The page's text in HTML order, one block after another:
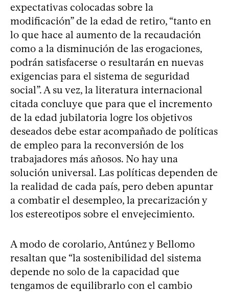
expectativas colocadas sobre la
modificación” de la edad de retiro, “tanto en
lo que hace al aumento de la recaudación
como a la disminución de las erogaciones,
podrán satisfacerse o resultarán en nuevas
exigencias para el sistema de seguridad
social”. A su vez, la literatura internacional
citada concluye que para que el incremento
de la edad jubilatoria logre los objetivos
deseados debe estar acompañado de políticas
de empleo para la reconversión de los
trabajadores más añosos. No hay una
solución universal. Las políticas dependen de
la realidad de cada país, pero deben apuntar
a combatir el desempleo, la precarización y
los estereotipos sobre el envejecimiento.
A modo de corolario, Antúnez y Bellomo
resaltan que “la sostenibilidad del sistema
depende no solo de la capacidad que
tengamos de equilibrarlo con el cambio